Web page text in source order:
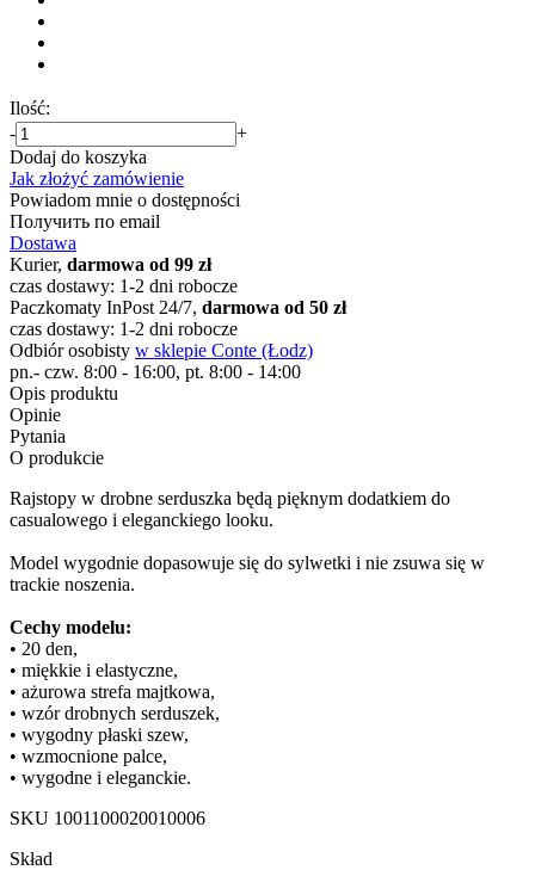
Ilość:
-
+
Dodaj do koszyka
Jak złożyć zamówienie
Powiadom mnie o dostępności
Получить по email
Dostawa
Kurier, darmowa od 99 zł
czas dostawy: 1-2 dni robocze
Paczkomaty InPost 24/7, darmowa od 50 zł
czas dostawy: 1-2 dni robocze
Odbiór osobisty w sklepie Conte (Łodz)
pn.- czw. 8:00 - 16:00, pt. 8:00 - 14:00
Opis produktu
Opinie
Pytania
O produkcie
Rajstopy w drobne serduszka będą pięknym dodatkiem do
casualowego i eleganckiego looku.
Model wygodnie dopasowuje się do sylwetki i nie zsuwa się w
trackie noszenia.
Cechy modelu:
• 20 den,
• miękkie i elastyczne,
• ażurowa strefa majtkowa,
• wzór drobnych serduszek,
• wygodny płaski szew,
• wzmocnione palce,
• wygodne i eleganckie.
SKU 1001100020010006
Skład